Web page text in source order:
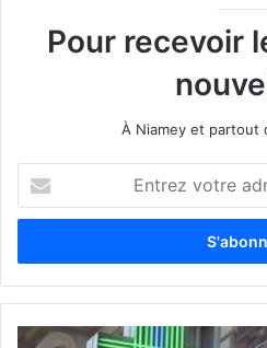
Pour recevoir
À Niamey et partout
t
e
z